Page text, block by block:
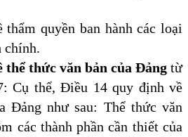
quyền ban hành các loại
chính.
thể thức văn bản của Đảng từ
Cụ thể, Điều 14 quy định về
Đảng như sau: Thể thức văn
các thành phần cần thiết của